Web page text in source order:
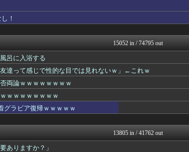
よこれ…」←最初に思...
いたしん！
ポロン アニメ...
fig速
まにゅそく 2chまとめニ...
婚式へ乱入した。警備...
修羅の華-家庭・生活まとめ
の物語VER...
fig速
版選ぶ理由だわと...
mutyunのゲーム+αブ...
してしまいそ...
汎用型自作PCまとめ
ｗ
【サッカー まとめ】サカラ...
)ウェディングS...
fig速
wwwwww美澄衿依...
もきゅ速(*´ω`*)人(...
！
15052 in / 74795 out
呂に入浴する
達って感じで性的な目では見れないｗ」←これｗ
両論ｗｗｗｗｗｗｗｗ
ｗｗｗｗｗｗｗｗ
グラビア復帰ｗｗｗｗｗ
13805 in / 41762 out
ありますか？」